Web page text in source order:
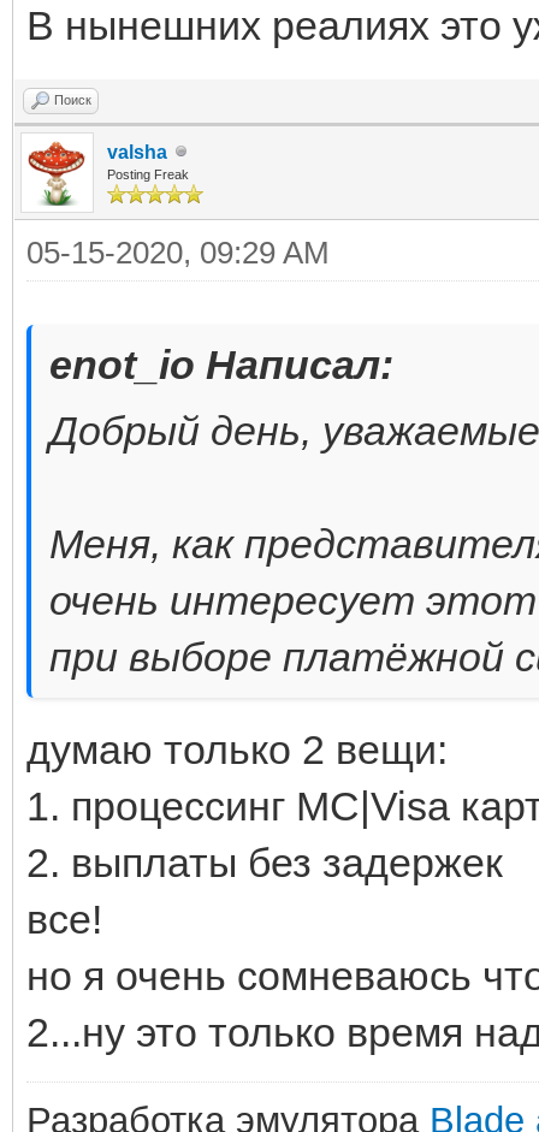
В нынешних реалиях это
Поиск
valsha
Posting Freak
05-15-2020, 09:29 AM
enot_io Написал:
Добрый день,
Меня, как
очень интересует
при выборе платёжной
думаю только 2 вещи:
1. процессинг MC|Visa
2. выплаты без задержек
все!
но я очень сомневаюсь
2...ну это только время
Разработка эмулятора Blade